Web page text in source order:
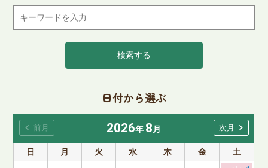
日付から選ぶ
2026年8月
日
月 火 水 木 金
土
chevron_left 前月 次月 chevron_right
検索する